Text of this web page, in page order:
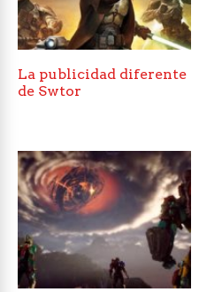
La publicidad diferente
de Swtor